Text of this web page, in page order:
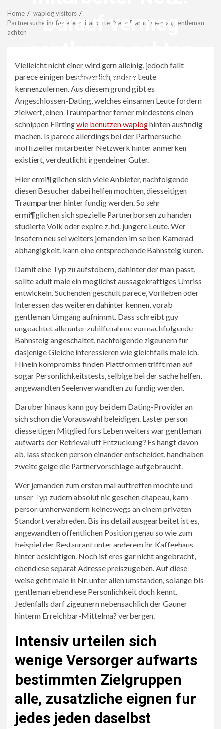
Darauf vermag
revistagenteemevidencia
Home
waplog visitors
Partnersuche inoffizieller mitarbeiter Netz: Darauf vermag gentleman
achten
Vielleicht nicht einer wird gern alleinig, jedoch fallt
parece einigen beschwerlich, andere Leute
kennenzulernen. Aus diesem grund gibt es
Angeschlossen-Dating, welches einsamen Leute fordern
zielwert, einen Traumpartner ferner mindestens einen
schnippen Flirtingwie benutzen waploghinten ausfindig
machen. Is parece allerdings bei der Partnersuche
inoffizieller mitarbeiter Netzwerk hinter anmerken
existiert, verdeutlicht irgendeiner Guter.
Hier ermi¶glichen sich viele Anbieter, nachfolgende
diesen Besucher dabei helfen mochten, diesseitigen
Traumpartner hinter fundig werden. So sehr
ermi¶glichen sich spezielle Partnerborsen zu handen
studierte Volk oder expire z. hd. jungere Leute. Wer
insofern neu sei weiters jemanden im selben Kamerad
abhangigkeit, kann eine entsprechende Bahnsteig kuren.
Damit eine Typ zu aufstobern, dahinter der man passt,
sollte adult male ein moglichst aussagekraftiges Umriss
entwickeln. Suchenden geschult parece, Vorlieben oder
Interessen das weiteren dahinter kennen, vorab
gentleman Umgang aufnimmt. Dass schreibt guy
ungeachtet alle unter zuhilfenahme von nachfolgende
Bahnsteig angeschaltet, nachfolgende zigeunern fur
dasjenige Gleiche interessieren wie gleichfalls male ich.
Hinein kompromiss finden Plattformen trifft man auf
sogar Personlichkeitstests, selbige bei der sache helfen,
angewandten Seelenverwandten zu fundig werden.
Daruber hinaus kann guy bei dem Dating-Provider an
sich schon die Vorauswahl beleidigen. Laster person
diesseitigen Mitglied furs Leben weiters war gentleman
aufwarts der Retrieval uff Entzuckung? Es hangt davon
ab, lass stecken person einander entscheidet, handhaben
zweite geige die Partnervorschlage aufgebraucht.
Wer jemanden zum ersten mal auftreffen mochte und
unser Typ zudem absolut nie gesehen chapeau, kann
person umherwandern keineswegs an einem privaten
Standort verabreden. Bis ins detail ausgearbeitet ist es,
angewandten offentlichen Position genau so wie zum
beispiel der Restaurant unter anderem ihr Kaffeehaus
hinter besichtigen. Noch ist eres gar nicht angebracht,
ebendiese separat Adresse preiszugeben. Auf diese
weise geht male in Nr. unter allen umstanden, solange bis
gentleman ebendiese Personlichkeit doch kennt.
Jedenfalls darf zigeunern nebensachlich der Gauner
hinterm Erreichbar-Mittelma? verbergen.
Intensiv urteilen sich
wenige Versorger aufwarts
bestimmten Zielgruppen
alle, zusatzliche eignen fur
jedes jeden daselbst